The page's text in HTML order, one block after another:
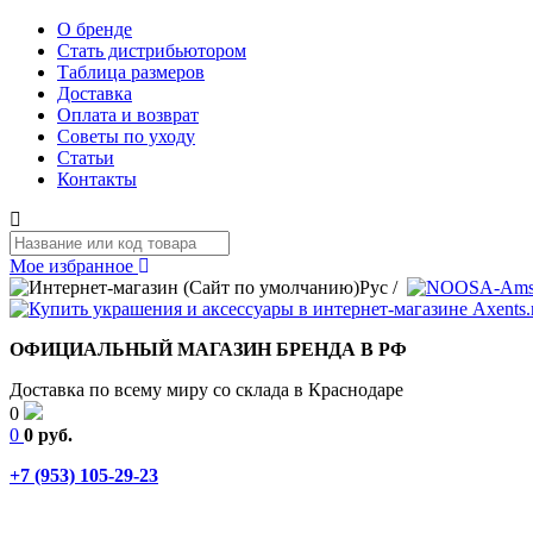
О бренде
Стать дистрибьютором
Таблица размеров
Доставка
Оплата и возврат
Советы по уходу
Статьи
Контакты
Мое избранное
Рус /
ОФИЦИАЛЬНЫЙ МАГАЗИН БРЕНДА В РФ
Доставка по всему миру со склада в Краснодаре
0
0 0 руб.
+7 (953) 105-29-23